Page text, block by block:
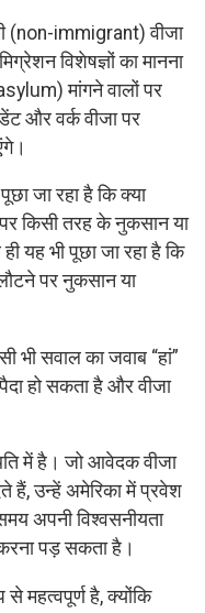
(non-immigrant) वीजा
विशेषज्ञों का मानना
मांगने वालों पर
और वर्क वीजा पर
जा रहा है कि क्या
किसी तरह के नुकसान या
यह भी पूछा जा रहा है कि
पर नुकसान या
भी सवाल का जवाब “हां”
हो सकता है और वीजा
में है। जो आवेदक वीजा
हैं, उन्हें अमेरिका में प्रवेश
अपनी विश्वसनीयता
करना पड़ सकता है।
महत्वपूर्ण है, क्योंकि